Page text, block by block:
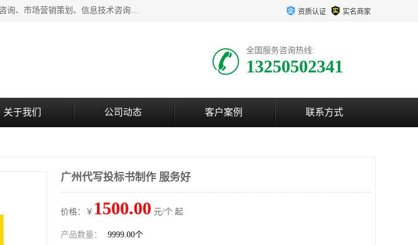
广州中赢信息科技有限公司主营：财务审计报告、投标审计报告、审计报告收费、企业管理咨询、市场营销策划、信息技术咨询服务、广告制作、会议及展览服务、软件开发 资质认证 实名商家
全国服务咨询热线:
13250502341
关于我们 公司动态 客户案例 联系方式
广州代写投标书制作 服务好
价格：￥ 1500.00 元/个 起
产品数量： 9999.00个